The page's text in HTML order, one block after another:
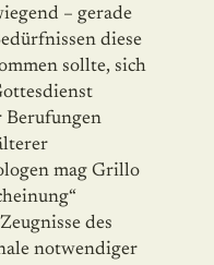
– gerade
diese
sollte, sich
mag Grillo
des
notwendiger